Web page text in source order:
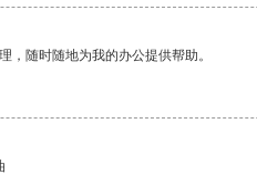
，随时随地为我的办公提供帮助。